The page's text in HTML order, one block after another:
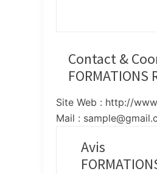
Contact &
FORMATIONS
Site Web : http://
Mail :
Avis